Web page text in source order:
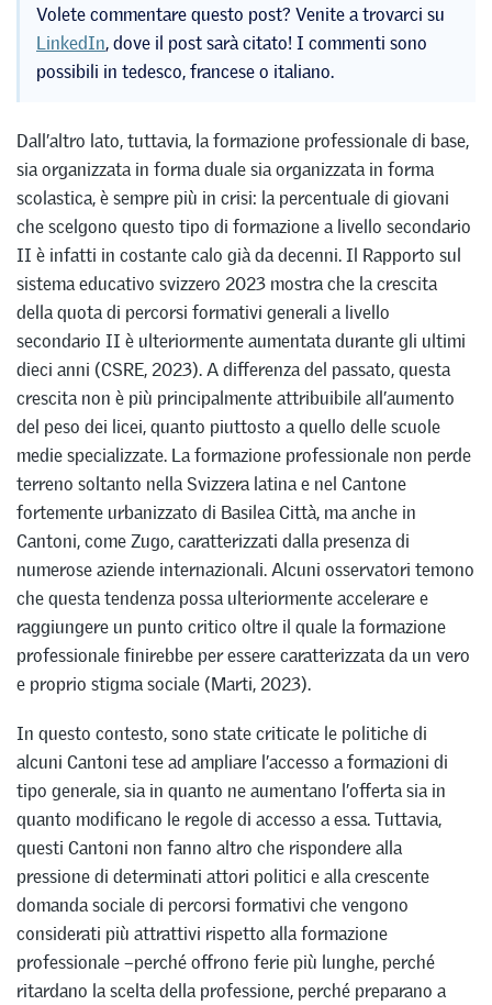
Volete commentare questo post? Venite a trovarci su
LinkedIn, dove il post sarà citato! I commenti sono
possibili in tedesco, francese o italiano.
Dall’altro lato, tuttavia, la formazione professionale di base,
sia organizzata in forma duale sia organizzata in forma
scolastica, è sempre più in crisi: la percentuale di giovani
che scelgono questo tipo di formazione a livello secondario
II è infatti in costante calo già da decenni. Il Rapporto sul
sistema educativo svizzero 2023 mostra che la crescita
della quota di percorsi formativi generali a livello
secondario II è ulteriormente aumentata durante gli ultimi
dieci anni (CSRE, 2023). A differenza del passato, questa
crescita non è più principalmente attribuibile all’aumento
del peso dei licei, quanto piuttosto a quello delle scuole
medie specializzate. La formazione professionale non perde
terreno soltanto nella Svizzera latina e nel Cantone
fortemente urbanizzato di Basilea Città, ma anche in
Cantoni, come Zugo, caratterizzati dalla presenza di
numerose aziende internazionali. Alcuni osservatori temono
che questa tendenza possa ulteriormente accelerare e
raggiungere un punto critico oltre il quale la formazione
professionale finirebbe per essere caratterizzata da un vero
e proprio stigma sociale (Marti, 2023).
In questo contesto, sono state criticate le politiche di
alcuni Cantoni tese ad ampliare l’accesso a formazioni di
tipo generale, sia in quanto ne aumentano l’offerta sia in
quanto modificano le regole di accesso a essa. Tuttavia,
questi Cantoni non fanno altro che rispondere alla
pressione di determinati attori politici e alla crescente
domanda sociale di percorsi formativi che vengono
considerati più attrattivi rispetto alla formazione
professionale –perché offrono ferie più lunghe, perché
ritardano la scelta della professione, perché preparano a